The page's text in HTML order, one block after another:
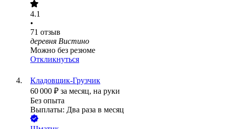
4.1
•
71 отзыв
деревня Вистино
Можно без резюме
Откликнуться
Кладовщик-Грузчик
60 000 ₽ за месяц, на руки
Без опыта
Выплаты: Два раза в месяц